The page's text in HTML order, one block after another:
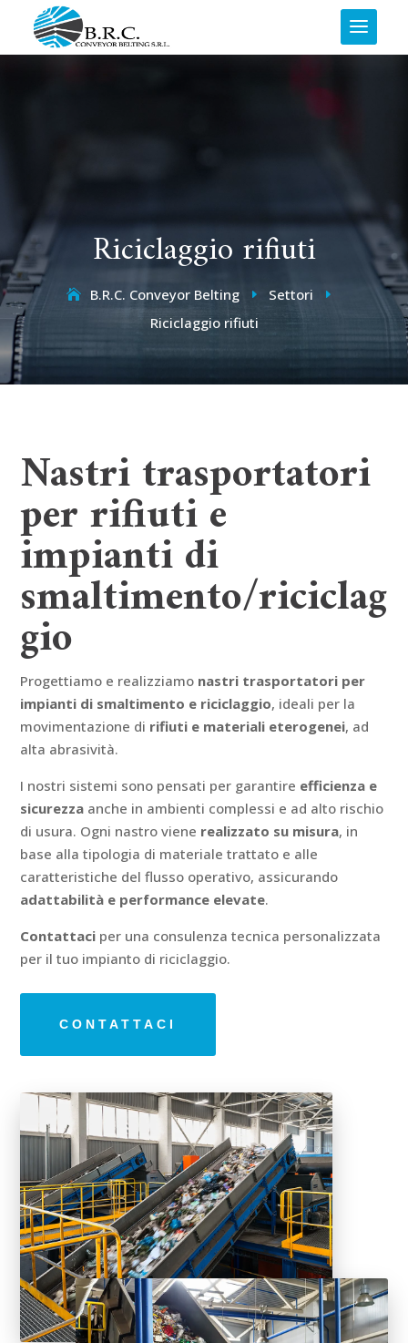
Riciclaggio rifiuti
B.R.C. Conveyor Belting E Settori E
Riciclaggio rifiuti
Nastri trasportatori
per rifiuti e
impianti di
smaltimento/riciclag
gio
Progettiamo e realizziamo nastri trasportatori per
impianti di smaltimento e riciclaggio, ideali per la
movimentazione di rifiuti e materiali eterogenei, ad
alta abrasività.
I nostri sistemi sono pensati per garantire efficienza e
sicurezza anche in ambienti complessi e ad alto rischio
di usura. Ogni nastro viene realizzato su misura, in
base alla tipologia di materiale trattato e alle
caratteristiche del flusso operativo, assicurando
adattabilità e performance elevate.
Contattaci per una consulenza tecnica personalizzata
per il tuo impianto di riciclaggio.
CONTATTACI